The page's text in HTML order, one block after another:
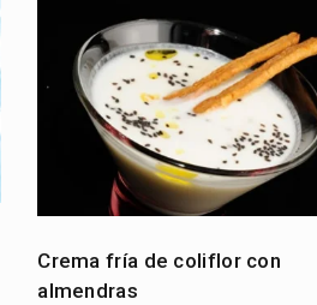
Crema fría de coliflor con
almendras